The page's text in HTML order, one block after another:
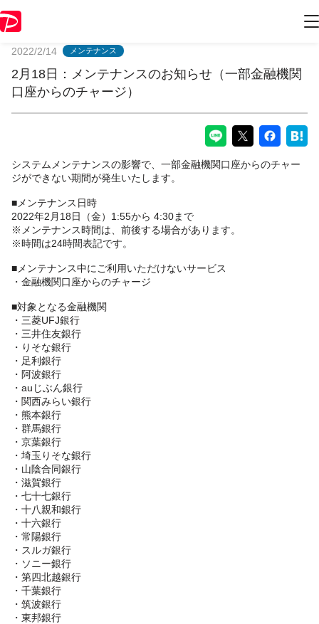
2022/2/14 メンテナンス
2月18日：メンテナンスのお知らせ（一部金融機関
口座からのチャージ）
システムメンテナンスの影響で、一部金融機関口座からのチャー
ジができない期間が発生いたします。
■メンテナンス日時
2022年2月18日（金）1:55から 4:30まで
※メンテナンス時間は、前後する場合があります。
※時間は24時間表記です。
■メンテナンス中にご利用いただけないサービス
・金融機関口座からのチャージ
■対象となる金融機関
・三菱UFJ銀行
・三井住友銀行
・りそな銀行
・足利銀行
・阿波銀行
・auじぶん銀行
・関西みらい銀行
・熊本銀行
・群馬銀行
・京葉銀行
・埼玉りそな銀行
・山陰合同銀行
・滋賀銀行
・七十七銀行
・十八親和銀行
・十六銀行
・常陽銀行
・スルガ銀行
・ソニー銀行
・第四北越銀行
・千葉銀行
・筑波銀行
・東邦銀行